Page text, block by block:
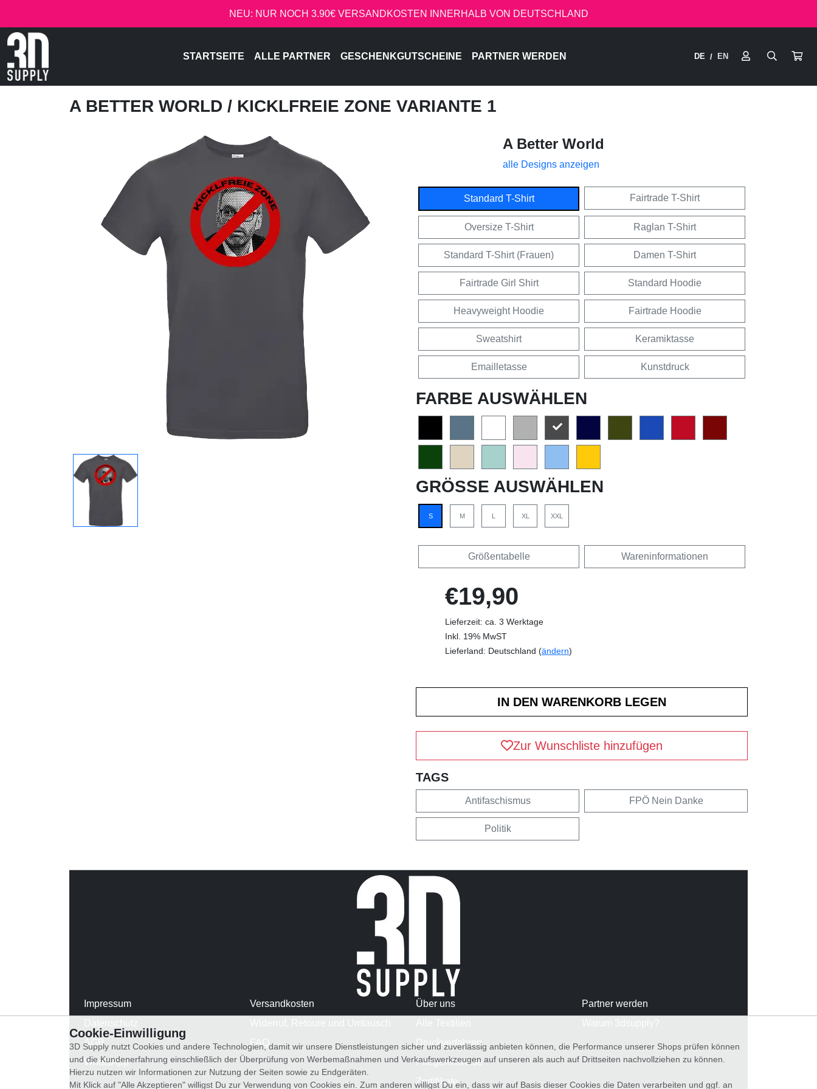
NEU: NUR NOCH 3.90€ VERSANDKOSTEN INNERHALB VON DEUTSCHLAND
STARTSEITE ALLE PARTNER GESCHENKGUTSCHEINE PARTNER WERDEN DE / EN
A BETTER WORLD / KICKLFREIE ZONE VARIANTE 1
A Better World
alle Designs anzeigen
Standard T-Shirt Fairtrade T-Shirt
Oversize T-Shirt Raglan T-Shirt
Standard T-Shirt (Frauen) Damen T-Shirt
Fairtrade Girl Shirt Standard Hoodie
Heavyweight Hoodie Fairtrade Hoodie
Sweatshirt Keramiktasse
Emailletasse Kunstdruck
FARBE AUSWÄHLEN
GRÖSSE AUSWÄHLEN
S M L XL XXL
Größentabelle Wareninformationen
€19,90
Lieferzeit: ca. 3 Werktage
Inkl. 19% MwST
Lieferland: Deutschland (ändern)
Zur Wunschliste hinzufügen
TAGS
Antifaschismus FPÖ Nein Danke
Politik
Impressum
AGB
WhatsApp
Versandkosten
FAQ
Über uns
Druckverfahren
Pflegehinweise
Zertifikate
Partner werden
Cookie-Einwilligung
3D Supply nutzt Cookies und andere Technologien, damit wir unsere Dienstleistungen sicher und zuverlässig anbieten können, die Performance unserer Shops prüfen können
und die Kundenerfahrung einschließlich der Überprüfung von Werbemaßnahmen und Verkaufswerkzeugen auf unseren als auch auf Drittseiten nachvollziehen zu können.
Hierzu nutzen wir Informationen zur Nutzung der Seiten sowie zu Endgeräten.
Mit Klick auf "Alle Akzeptieren" willigst Du zur Verwendung von Cookies ein. Zum anderen willigst Du ein, dass wir auf Basis dieser Cookies die Daten verarbeiten und ggf. an